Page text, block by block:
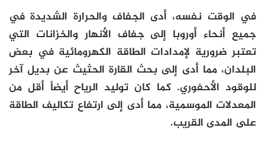
في الوقت نفسه، أدى الجفاف والحرارة الشديدة في
جميع أنحاء أوروبا إلى جفاف الأنهار والخزانات التي
تعتبر ضرورية لإمدادات الطاقة الكهرومائية في بعض
البلدان، مما أدى إلى بحث القارة الحثيث عن بديل آخر
للوقود الأحفوري. كما كان توليد الرياح أيضاً أقل من
المعدلات الموسمية، مما أدى إلى ارتفاع تكاليف الطاقة
على المدى القريب.